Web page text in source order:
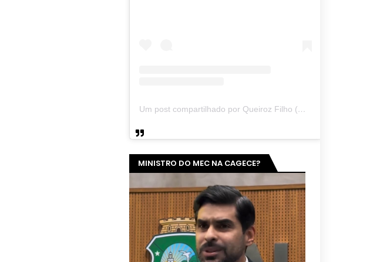
Um post compartilhado por Queiroz Filho (@queirozmfilho)
MINISTRO DO MEC NA CAGECE?